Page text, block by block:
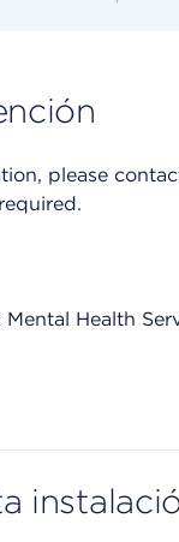
please
Health